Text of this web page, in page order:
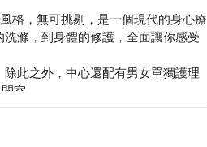
格，無可挑剔，是一個現代的身心療
滌，到身體的修護，全面讓你感受
此之外，中心還配有男女單獨護理
室。
練設備外，還配備了室外游泳池。